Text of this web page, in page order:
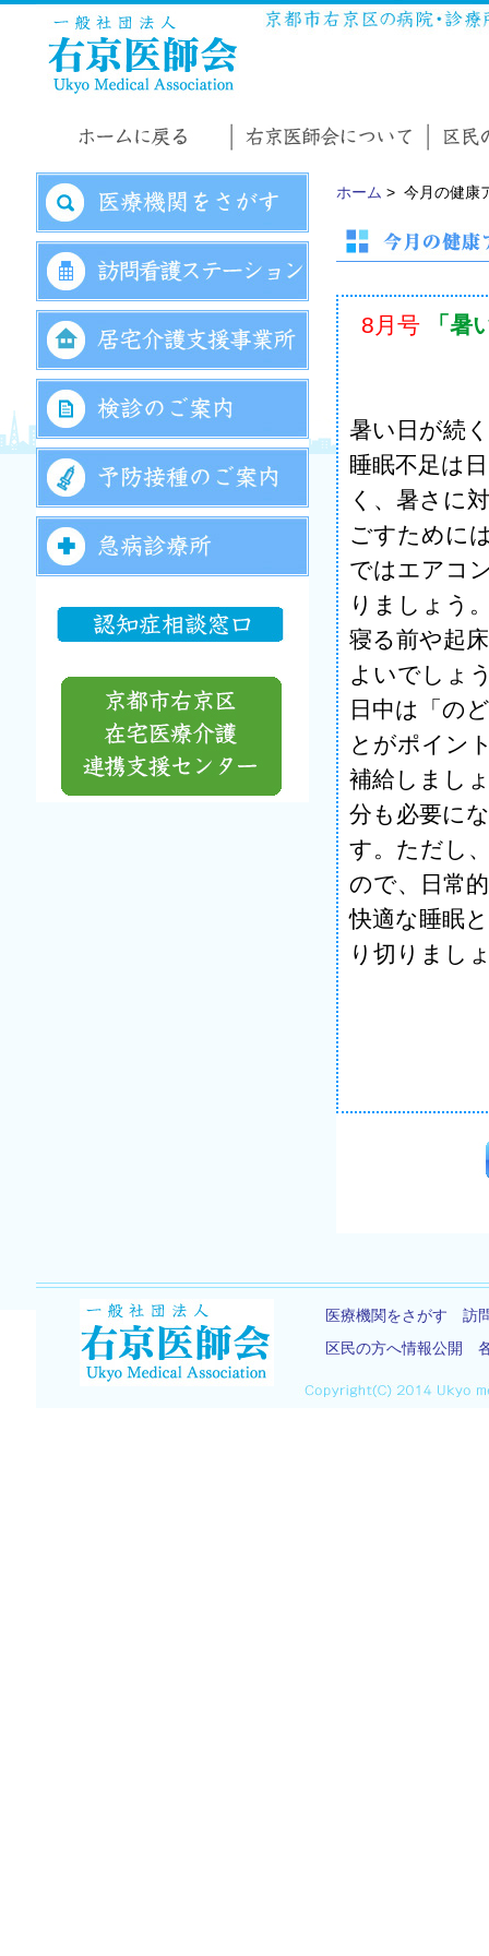
ホーム > 今月の健康
8月号 「
暑い日が続
睡眠不足は
く、暑さに
ごすために
ではエアコ
りましょう
寝る前や起
よいでしょ
日中は「の
とがポイン
補給しまし
分も必要に
す。ただし
ので、日常
快適な睡眠
り切りまし
医療機関をさがす
訪
区民の方へ情報公開